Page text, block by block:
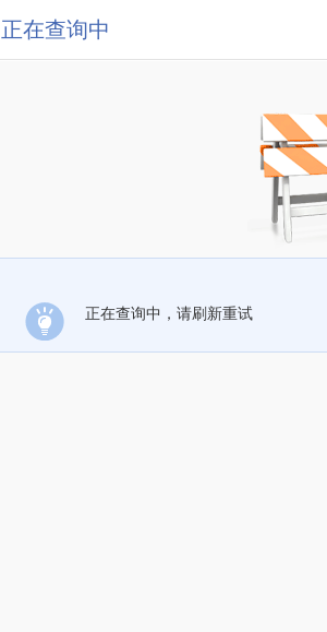
正在查询中
正在查询中，请刷新重试